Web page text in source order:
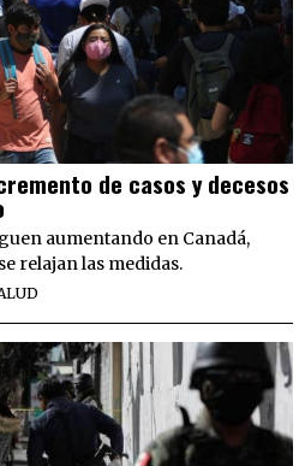
de casos y decesos
aumentando en Canadá,
relajan las medidas.